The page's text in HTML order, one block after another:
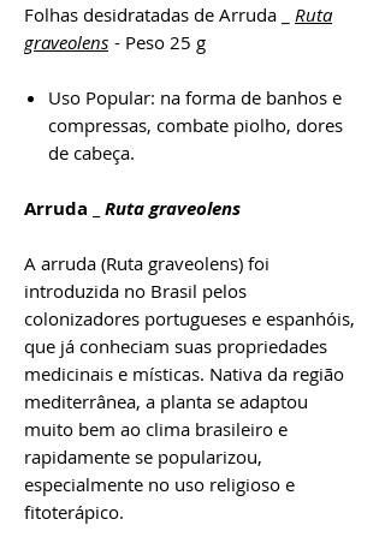
Folhas desidratadas de Arruda _ Ruta
graveolens - Peso 25 g
Uso Popular: na forma de banhos e
compressas, combate piolho, dores
de cabeça.
Arruda _ Ruta graveolens
A arruda (Ruta graveolens) foi
introduzida no Brasil pelos
colonizadores portugueses e espanhóis,
que já conheciam suas propriedades
medicinais e místicas. Nativa da região
mediterrânea, a planta se adaptou
muito bem ao clima brasileiro e
rapidamente se popularizou,
especialmente no uso religioso e
fitoterápico.